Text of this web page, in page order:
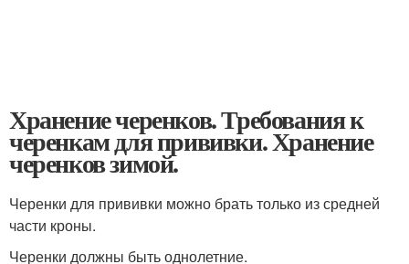
Хранение черенков. Требования к
черенкам для прививки. Хранение
черенков зимой.
Черенки для прививки можно брать только из средней
части кроны.
Черенки должны быть однолетние.